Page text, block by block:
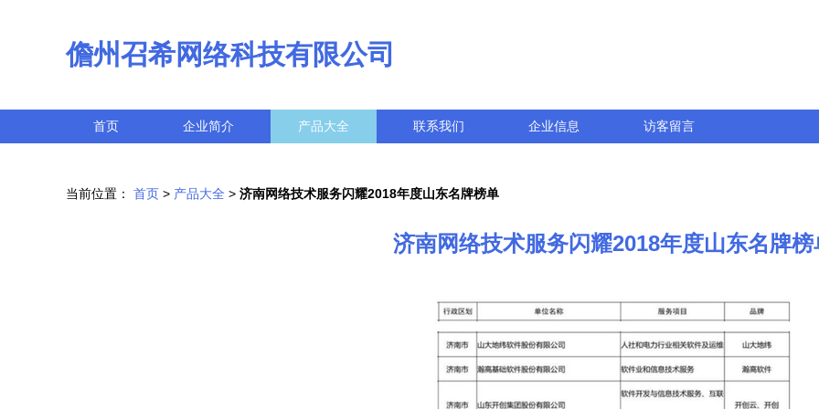
儋州召希网络科技有限公司
首页 企业简介 产品大全 联系我们 企业信息 访客留言
当前位置： 首页 > 产品大全 > 济南网络技术服务闪耀2018年度山东名牌榜单
济南网络技术服务闪耀2018年度山东名牌榜